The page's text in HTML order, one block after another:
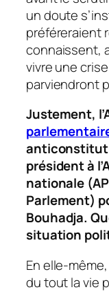
un doute
préféreraient
connaissent,
vivre une
parviendront
Justement,
président à
nationale
Parlement)
Bouhadja.
situation
En elle-
du tout la vie